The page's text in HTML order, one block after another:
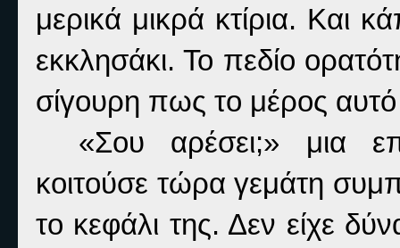
μερικά μικρά κτίρια. Και
εκκλησάκι. Το πεδίο
σίγουρη πως το μέρος
«Σου αρέσει;» μια
κοιτούσε τώρα γεμάτη
το κεφάλι της. Δεν είχε